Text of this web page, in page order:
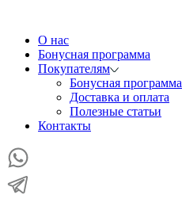
О нас
Бонусная программа
Покупателям
Бонусная программа
Доставка и оплата
Полезные статьи
Контакты